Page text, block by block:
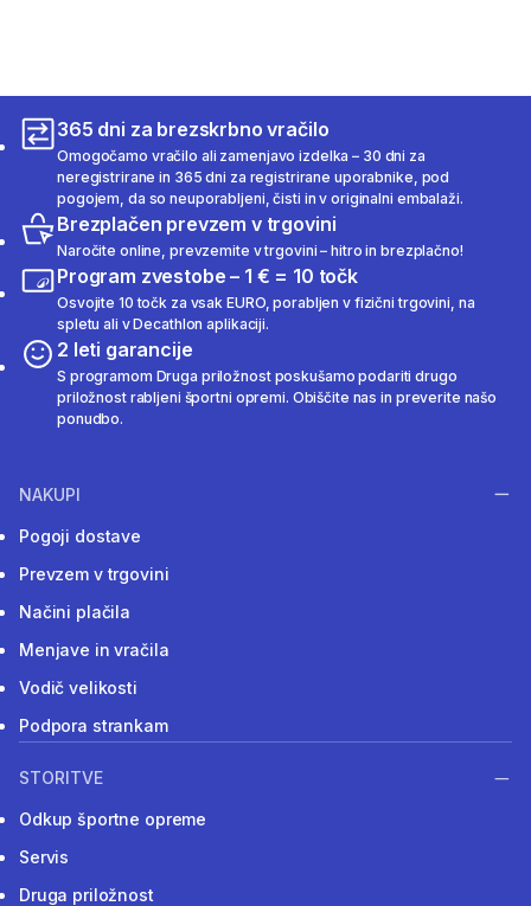
365 dni za brezskrbno vračilo
Omogočamo vračilo ali zamenjavo izdelka – 30 dni za
neregistrirane in 365 dni za registrirane uporabnike, pod
pogojem, da so neuporabljeni, čisti in v originalni embalaži.
Brezplačen prevzem v trgovini
Naročite online, prevzemite v trgovini – hitro in brezplačno!
Program zvestobe – 1 € = 10 točk
Osvojite 10 točk za vsak EURO, porabljen v fizični trgovini, na
spletu ali v Decathlon aplikaciji.
2 leti garancije
S programom Druga priložnost poskušamo podariti drugo
priložnost rabljeni športni opremi. Obiščite nas in preverite našo
ponudbo.
NAKUPI
Pogoji dostave
Prevzem v trgovini
Načini plačila
Menjave in vračila
Vodič velikosti
Podpora strankam
STORITVE
Odkup športne opreme
Servis
Druga priložnost